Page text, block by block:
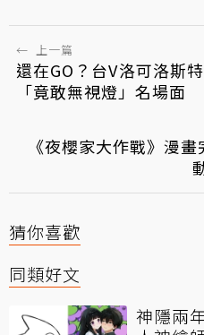
← 上一篇
還在GO？台V洛可洛斯
「竟敢無視燈」名場面
《夜櫻家大作戰》漫
猜你喜歡
同類好文
神隱兩